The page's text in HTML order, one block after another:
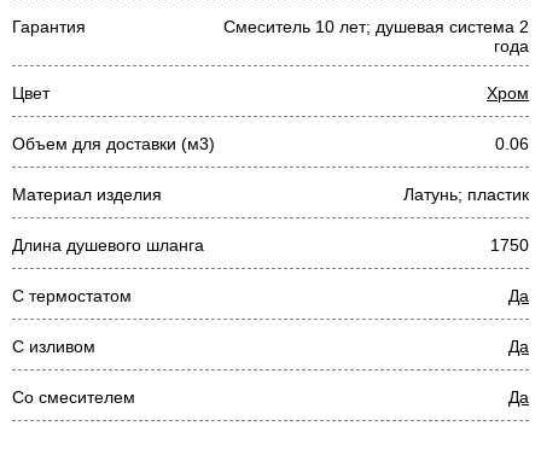
Гарантия
Смеситель 10 лет; душевая система 2
года
Цвет Хром
Объем для доставки (м3) 0.06
Материал изделия Латунь; пластик
Длина душевого шланга 1750
С термостатом Да
С изливом Да
Со смесителем Да